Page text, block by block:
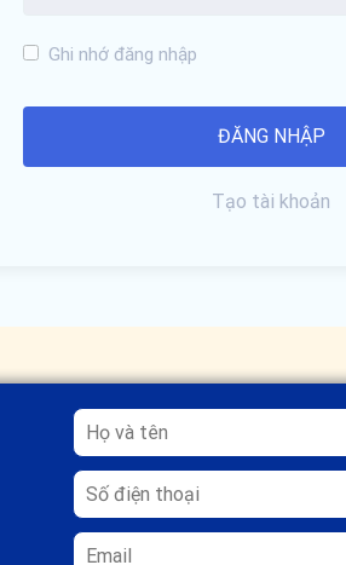
Ghi nhớ đăng nhập
Tạo tài khoản